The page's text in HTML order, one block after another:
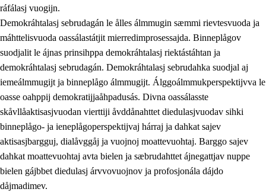
1.3 Lájttális ájádallam ja estetihkalasj diedulasjvuohta
1.4 Dahkamávvo, berustibme ja diehtemvájnogisvuohta
1.5 Vieledus luonnduj ja birásdiedulasjvuohta
Demokratijja ja oassálasstem
ráfálasj vuogijn.
Demokráhtalasj sebrudagán le ålles álmmugin sæmmi rievtesvuoda ja
máhttelisvuoda oassálastátjit mierredimprosessajda. Binneplågov
suodjalit le ájnas prinsihppa demokráhtalasj riektástáhtan ja
demokráhtalasj sebrudagán. Demokráhtalasj sebrudahka suodjal aj
iemeálmmugijt ja binneplågo álmmugijt. Álggoálmmukperspektijvva le
oasse oahppij demokratijjaåhpadusás. Divna oassálasste
skåvllåaktisasjvuodan vierttiji åvddånahttet diedulasjvuodav sihki
binneplågo- ja ieneplågoperspektijvaj hárraj ja dahkat sajev
aktisasjbargguj, dialåvggåj ja vuojnoj moattevuohtaj. Barggo sajev
dahkat moattevuohtaj avta bielen ja sæbrudahttet ájnegattjav nuppe
bielen gájbbet diedulasj árvvovuojnov ja profosjonála dájdo
dåjmadimev.